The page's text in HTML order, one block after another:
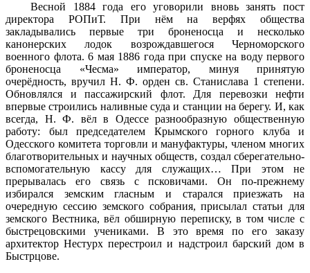
Весной 1884 года его уговорили вновь занять пост
директора РОПиТ. При нём на верфях общества
закладывались первые три броненосца и несколько
канонерских лодок возрождавшегося Черноморского
военного флота. 6 мая 1886 года при спуске на воду первого
броненосца «Чесма» император, минуя принятую
очерёдность, вручил Н. Ф. орден св. Станислава 1 степени.
Обновлялся и пассажирский флот. Для перевозки нефти
впервые строились наливные суда и станции на берегу. И, как
всегда, Н. Ф. вёл в Одессе разнообразную общественную
работу: был председателем Крымского горного клуба и
Одесского комитета торговли и мануфактуры, членом многих
благотворительных и научных обществ, создал сберегательно-
вспомогательную кассу для служащих… При этом не
прерывалась его связь с псковичами. Он по-прежнему
избирался земским гласным и старался приезжать на
очередную сессию земского собрания, присылал статьи для
земского Вестника, вёл обширную переписку, в том числе с
быстрецовскими учениками. В это время по его заказу
архитектор Нестурх перестроил и надстроил барский дом в
Быстрцове.